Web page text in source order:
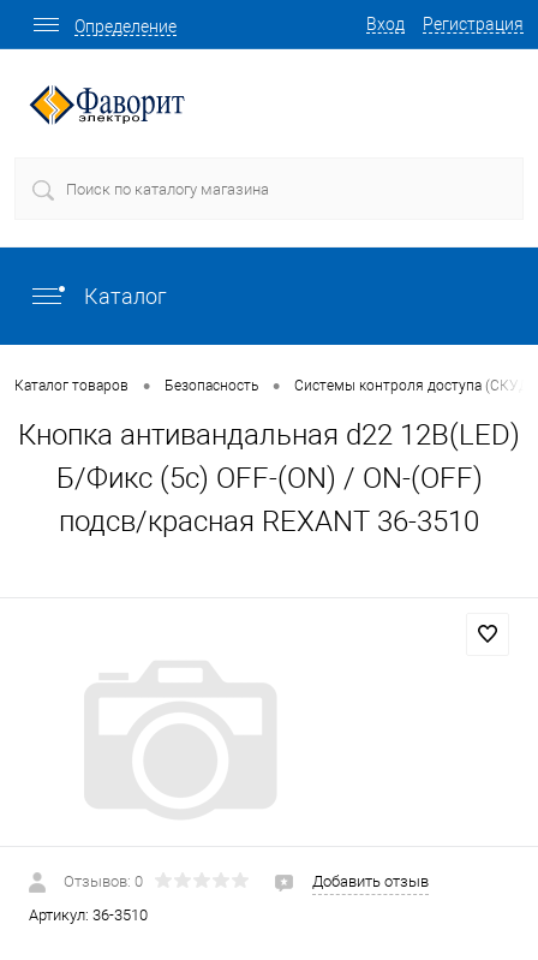
Вход Регистрация
Определение
Каталог
Каталог товаров • Безопасность • Системы контроля доступа (СКУД)
Кнопка антивандальная d22 12В(LED)
Б/Фикс (5с) OFF-(ON) / ON-(OFF)
подсв/красная REXANT 36-3510
Отзывов: 0
Добавить отзыв
Артикул: 36-3510